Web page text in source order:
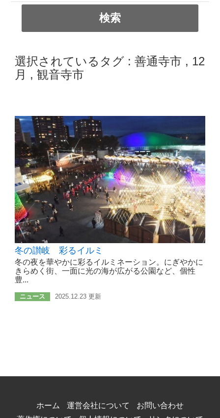
選択されているタグ : 善通寺市 , 12
月
, 観音寺市
冬の讃岐 彩るイルミ
冬の夜を華やかに彩るイルミネーション。にぎやかに
きらめく街、一面に光の海が広がる公園など、個性
豊...
ニュース 2025.12.23 更新
ホーム 運営会社について
お問い合わせ